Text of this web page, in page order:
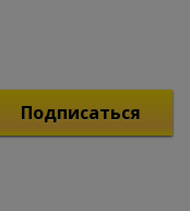
Подписаться